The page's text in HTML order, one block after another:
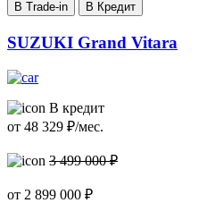
В Trade-in В Кредит
SUZUKI Grand Vitara
В кредит
от 48 329 ₽/мес.
3 499 000 ₽
от 2 899 000 ₽